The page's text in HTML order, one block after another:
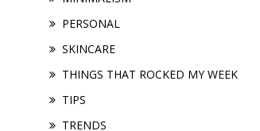
PERSONAL
SKINCARE
THINGS THAT ROCKED MY WEEK
TIPS
TRENDS